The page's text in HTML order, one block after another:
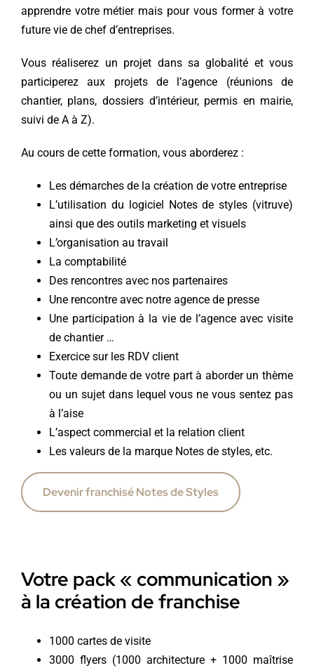
apprendre votre métier mais pour vous former à votre
future vie de chef d’entreprises.
Vous réaliserez un projet dans sa globalité et vous
participerez aux projets de l’agence (réunions de
chantier, plans, dossiers d’intérieur, permis en mairie,
suivi de A à Z).
Au cours de cette formation, vous aborderez :
Les démarches de la création de votre entreprise
L’utilisation du logiciel Notes de styles (vitruve)
ainsi que des outils marketing et visuels
L’organisation au travail
La comptabilité
Des rencontres avec nos partenaires
Une rencontre avec notre agence de presse
Une participation à la vie de l’agence avec visite
de chantier …
Exercice sur les RDV client
Toute demande de votre part à aborder un thème
ou un sujet dans lequel vous ne vous sentez pas
à l’aise
L’aspect commercial et la relation client
Les valeurs de la marque Notes de styles, etc.
Devenir franchisé Notes de Styles
Votre pack « communication »
à la création de franchise
1000 cartes de visite
3000 flyers (1000 architecture + 1000 maîtrise